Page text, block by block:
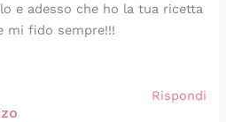
e adesso che ho la tua ricetta
mi fido sempre!!!
Rispondi